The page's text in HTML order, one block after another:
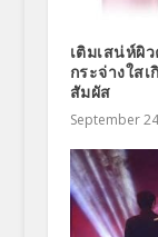
เติมเสน่ห์ผิ
กระจ่างใส
สัมผัส
September